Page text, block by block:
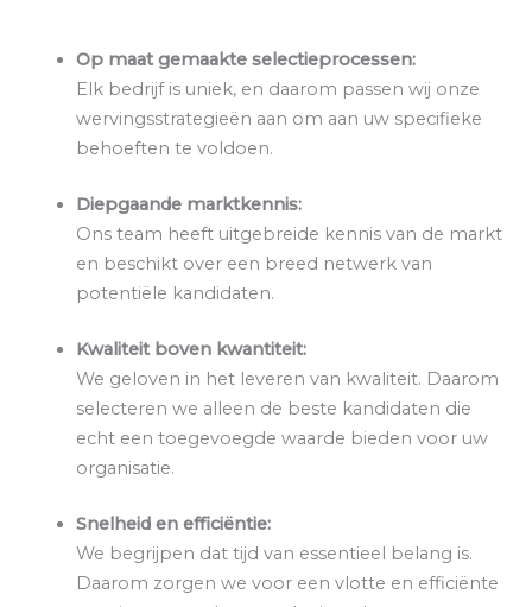
Op maat gemaakte selectieprocessen:
Elk bedrijf is uniek, en daarom passen wij onze
wervingsstrategieën aan om aan uw specifieke
behoeften te voldoen.
Diepgaande marktkennis:
Ons team heeft uitgebreide kennis van de markt
en beschikt over een breed netwerk van
potentiële kandidaten.
Kwaliteit boven kwantiteit:
We geloven in het leveren van kwaliteit. Daarom
selecteren we alleen de beste kandidaten die
echt een toegevoegde waarde bieden voor uw
organisatie.
Snelheid en efficiëntie:
We begrijpen dat tijd van essentieel belang is.
Daarom zorgen we voor een vlotte en efficiënte